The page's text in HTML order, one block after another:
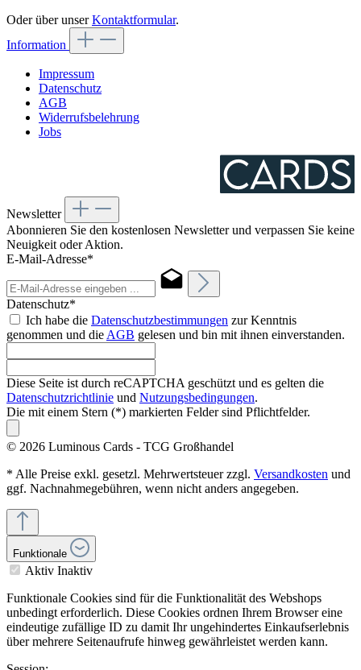
Oder über unserKontaktformular.
Information
Impressum
Datenschutz
AGB
Widerrufsbelehrung
Jobs
Newsletter
Abonnieren Sie den kostenlosen Newsletter und verpassen Sie keine
Neuigkeit oder Aktion.
E-Mail-Adresse*
Datenschutz*
Ich habe die Datenschutzbestimmungen zur Kenntnis
genommen und die AGB gelesen und bin mit ihnen einverstanden.
Diese Seite ist durch reCAPTCHA geschützt und es gelten die
Datenschutzrichtlinie und Nutzungsbedingungen.
Die mit einem Stern (*) markierten Felder sind Pflichtfelder.
© 2026 Luminous Cards - TCG Großhandel
* Alle Preise exkl. gesetzl. Mehrwertsteuer zzgl. Versandkosten und
ggf. Nachnahmegebühren, wenn nicht anders angegeben.
Funktionale
Aktiv Inaktiv
Funktionale Cookies sind für die Funktionalität des Webshops
unbedingt erforderlich. Diese Cookies ordnen Ihrem Browser eine
eindeutige zufällige ID zu damit Ihr ungehindertes Einkaufserlebnis
über mehrere Seitenaufrufe hinweg gewährleistet werden kann.